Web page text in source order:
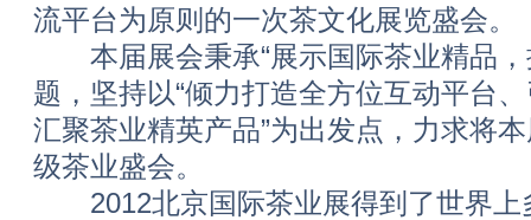
流平台为原则的一次茶文化展览盛会。
本届展会秉承“展示国际茶业精品，
题，坚持以“倾力打造全方位互动平台
汇聚茶业精英产品”为出发点，力求将
级茶业盛会。
2012北京国际茶业展得到了世界上